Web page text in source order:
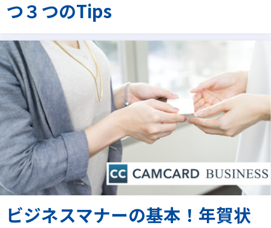
つ３つのTips
ビジネスマナーの基本！年賀状